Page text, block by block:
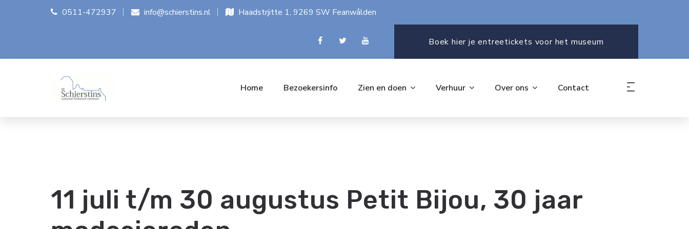
0511-472937 info@schierstins.nl Haadstrjitte 1, 9269 SW Feanwâlden
Boek hier je entreetickets voor het museum
Home Bezoekersinfo Zien en doen Verhuur Over ons Contact
11 juli t/m 30 augustus Petit Bijou, 30 jaar